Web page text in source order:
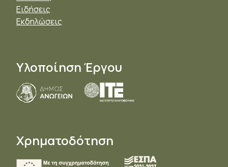
Ειδήσεις
Εκδηλώσεις
Υλοποίηση Έργου
Χρηματοδότηση